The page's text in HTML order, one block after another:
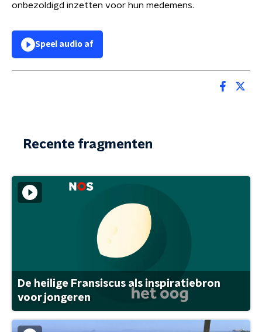
onbezoldigd inzetten voor hun medemens.
Speel audio af
Recente fragmenten
De heilige Fransiscus als inspiratiebron
voor jongeren